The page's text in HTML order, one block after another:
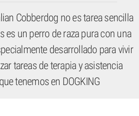
Cobberdog no es tarea sencilla
es un perro de raza pura con una
desarrollado para vivir
tareas de terapia y asistencia
tenemos en DOGKING